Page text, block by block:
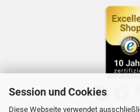
Session und Cookies
Diese Webseite verwendet